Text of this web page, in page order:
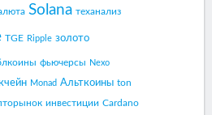
Solana теханализ
TGE Ripple золото
фьючерсы Nexo
Monad Альткоины ton
инвестиции Cardano